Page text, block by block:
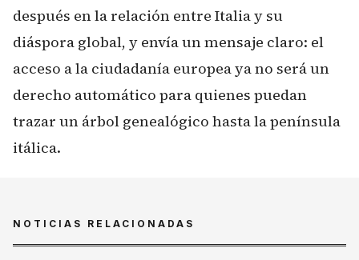
después en la relación entre Italia y su
diáspora global, y envía un mensaje claro: el
acceso a la ciudadanía europea ya no será un
derecho automático para quienes puedan
trazar un árbol genealógico hasta la península
itálica.
NOTICIAS RELACIONADAS